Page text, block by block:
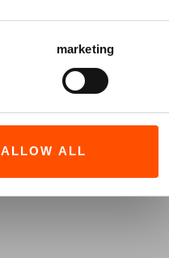
marketing
ALLOW ALL